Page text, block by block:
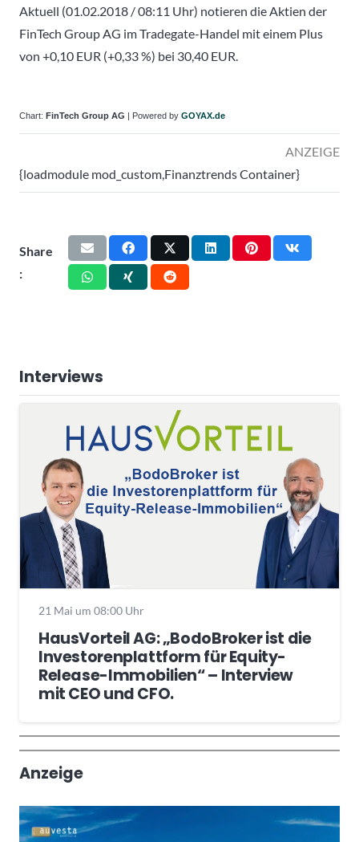
Aktuell (01.02.2018 / 08:11 Uhr) notieren die Aktien der
FinTech Group AG im Tradegate-Handel mit einem Plus
von +0,10 EUR (+0,33 %) bei 30,40 EUR.
Chart: FinTech Group AG | Powered by GOYAX.de
ANZEIGE
{loadmodule mod_custom,Finanztrends Container}
Share
:
Interviews
21 Mai um 08:00 Uhr
HausVorteil AG: „BodoBroker ist die
Investorenplattform für Equity-
Release-Immobilien“ – Interview
mit CEO und CFO.
Wochenrückblick
Trendthemen
Anzeige